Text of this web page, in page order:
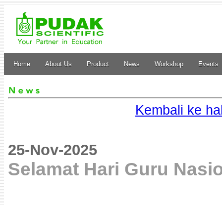
Home About Us Product News Workshop Events
Kembali ke
25-Nov-2025
Selamat Hari Guru